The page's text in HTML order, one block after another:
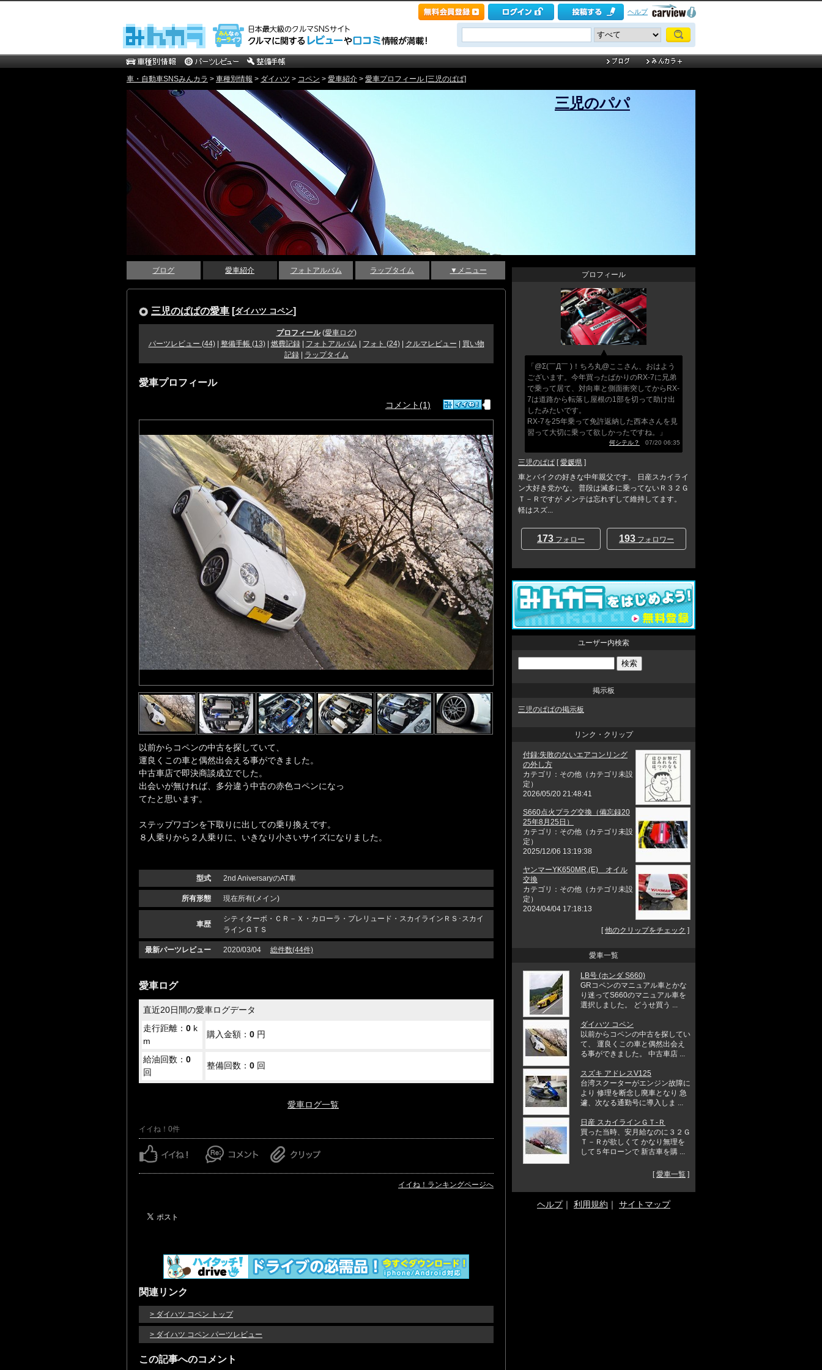
ヘルプ
車・自動車SNSみんカラ > 車種別情報 > ダイハツ > コペン > 愛車紹介 > 愛車プロフィール [三児のぱぱ]
三児のパパ
ブログ 愛車紹介 フォトアルバム ラップタイム ▼メニュー
三児のぱぱの愛車 [ダイハツ コペン]
プロフィール(愛車ログ)
パーツレビュー (44)| 整備手帳 (13)| 燃費記録| フォトアルバム フォト (24)| クルマレビュー
買い物
記録| ラップタイム
愛車プロフィール
コメント(1)
以前からコペンの中古を探していて、
運良くこの車と偶然出会える事ができました。
中古車店で即決商談成立でした。
出会いが無ければ、多分違う中古の赤色コペンになっ
てたと思います。
ステップワゴンを下取りに出しての乗り換えです。
８人乗りから２人乗りに、いきなり小さいサイズになりました。
型式 2nd AniversaryのAT車
所有形態 現在所有(メイン)
車歴
シティターボ・ＣＲ－Ｘ・カローラ・プレリュード・スカイラインＲＳ･スカイ
ラインＧＴＳ
最新パーツレビュー 2020/03/04 総件数(44件)
愛車ログ
直近20日間の愛車ログデータ
走行距離： 0 k
m
購入金額： 0 円
給油回数： 0
回
整備回数： 0 回
愛車ログ一覧
イイね！0件
イイね！ランキングページへ
関連リンク
> ダイハツ コペン トップ
> ダイハツ コペン パーツレビュー
この記事へのコメント
プロフィール
「@Σ(￣Д￣ )！ちろ丸@ここさん、おはよう
ございます。今年買ったばかりのRX-7に兄弟
で乗って居て、対向車と側面衝突してからRX-
7は道路から転落し屋根の1部を切って助け出
したみたいです。
RX-7を25年乗って免許返納した西本さんを見
習って大切に乗って欲しかったですね。」
何シテル？ 07/20 06:35
三児のぱぱ [愛媛県 ]
車とバイクの好きな中年親父です。 日産スカイライ
ン大好き党かな。 普段は滅多に乗ってないＲ３２Ｇ
Ｔ－Ｒですが メンテは忘れずして維持してます。
軽はスズ...
173 フォロー 193 フォロワー
ユーザー内検索
掲示板
三児のぱぱの掲示板
リンク・クリップ
付録:失敗のないエアコンリング
の外し方
カテゴリ：その他（カテゴリ未設
定）
2026/05/20 21:48:41
S660点火プラグ交換（備忘録20
25年8月25日）
カテゴリ：その他（カテゴリ未設
定）
2025/12/06 13:19:38
ヤンマーYK650MR,(E) オイル
交換
カテゴリ：その他（カテゴリ未設
定）
2024/04/04 17:18:13
[他のクリップをチェック ]
愛車一覧
LB号 (ホンダ S660)
GRコペンのマニュアル車とかな
り迷ってS660のマニュアル車を
選択しました。 どうせ買う ...
ダイハツ コペン
以前からコペンの中古を探してい
て、 運良くこの車と偶然出会え
る事ができました。 中古車店 ...
スズキ アドレスV125
台湾スクーターがエンジン故障に
より 修理を断念し廃車となり 急
遽、次なる通勤号に導入しま ...
日産 スカイラインＧＴ‐Ｒ
買った当時、安月給なのに３２Ｇ
Ｔ－Ｒが欲しくて かなり無理を
して５年ローンで 新古車を購 ...
[愛車一覧 ]
ヘルプ｜ 利用規約 ｜ サイトマップ